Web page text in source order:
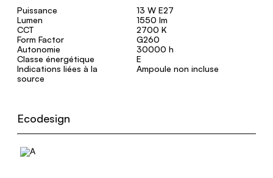
Puissance
13 W E27
Lumen
1550 lm
CCT
2700 K
Form Factor
G260
Autonomie
30000 h
Classe énergétique
E
Indications liées à la
source
Ampoule non incluse
Ecodesign